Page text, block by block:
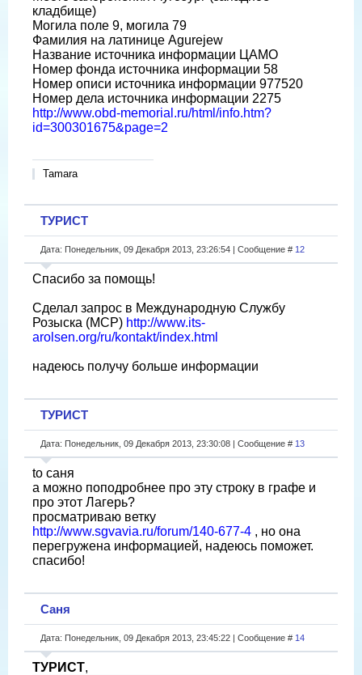
кладбище)
Могила поле 9, могила 79
Фамилия на латинице Agurejew
Название источника информации ЦАМО
Номер фонда источника информации 58
Номер описи источника информации 977520
Номер дела источника информации 2275
http://www.obd-memorial.ru/html/info.htm?
id=300301675&page=2
Tamara
ТУРИСТ
Дата: Понедельник, 09 Декабря 2013, 23:26:54 | Сообщение # 12
Спасибо за помощь!
Сделал запрос в Международную Cлужбу
Розыска (МСР) http://www.its-
arolsen.org/ru/kontakt/index.html
надеюсь получу больше информации
ТУРИСТ
Дата: Понедельник, 09 Декабря 2013, 23:30:08 | Сообщение # 13
to саня
а можно поподробнее про эту строку в графе и
про этот Лагерь?
просматриваю ветку
http://www.sgvavia.ru/forum/140-677-4 , но она
перегружена информацией, надеюсь поможет.
спасибо!
Саня
Дата: Понедельник, 09 Декабря 2013, 23:45:22 | Сообщение # 14
ТУРИСТ,